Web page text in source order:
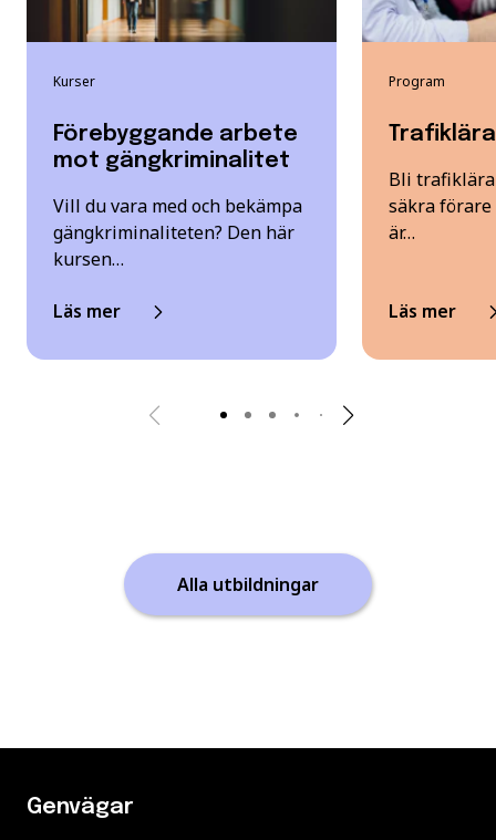
Kurser
Förebyggande arbete
mot gängkriminalitet
Vill du vara med och bekämpa
gängkriminaliteten? Den här
kursen…
Läs mer
Program
Bli
säkra
är…
Läs mer
Alla utbildningar
Genvägar